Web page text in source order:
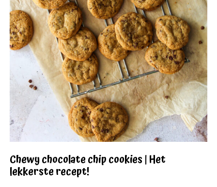
Chewy chocolate chip cookies | Het
lekkerste recept!